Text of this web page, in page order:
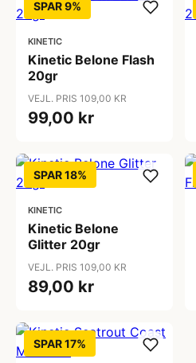
SPAR 9%
KINETIC
Kinetic Belone Flash
20gr
VEJL. PRIS 109,00 KR
99,00 kr
SPAR 18%
KINETIC
Kinetic Belone
Glitter 20gr
VEJL. PRIS 109,00 KR
89,00 kr
SPAR 17%